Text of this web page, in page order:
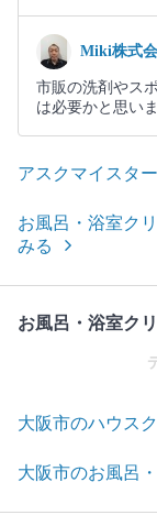
Miki株式
市販の洗剤やス
は必要かと思いま
アスクマイスタ
お風呂・浴室ク
みる
お風呂・浴室ク
大阪市のハウス
大阪市のお風呂